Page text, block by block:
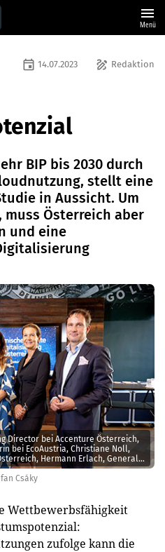
menu
Menü
Csáky
Director bei Accenture Österreich,
bei EcoAustria, Christiane Noll,
Hermann Erlach, General
Österreich (v.l.)
draw Redaktion
event 14.07.2023
BIP bis 2030 durch
stellt eine
in Aussicht. Um
muss Österreich aber
und eine
Wettbewerbsfähigkeit
zufolge kann die